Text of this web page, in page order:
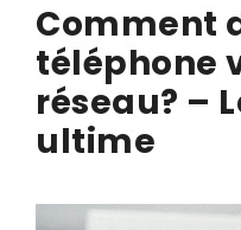
Comment
téléphone
réseau? –
ultime